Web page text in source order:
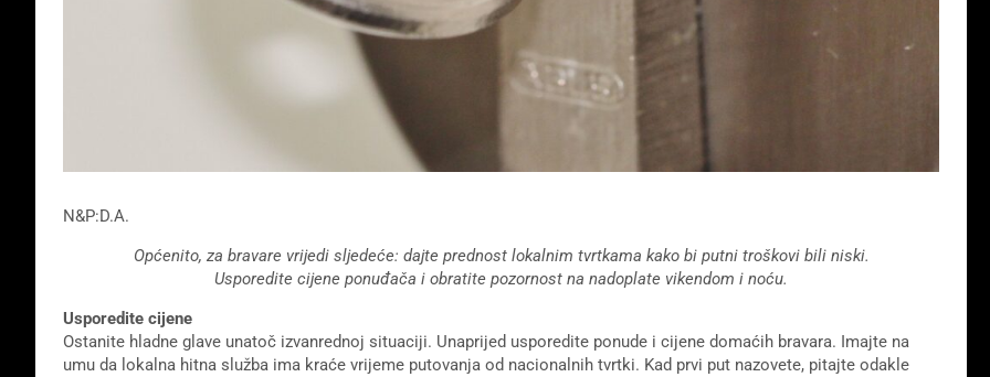
N&P:D.A.
Općenito, za bravare vrijedi sljedeće: dajte prednost lokalnim tvrtkama kako bi putni troškovi bili niski.
Usporedite cijene ponuđača i obratite pozornost na nadoplate vikendom i noću.
Usporedite cijene
Ostanite hladne glave unatoč izvanrednoj situaciji. Unaprijed usporedite ponude i cijene domaćih bravara. Imajte na
umu da lokalna hitna služba ima kraće vrijeme putovanja od nacionalnih tvrtki. Kad prvi put nazovete, pitajte odakle